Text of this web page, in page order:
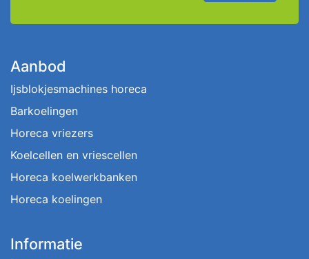
Aanbod
Ijsblokjesmachines horeca
Barkoelingen
Horeca vriezers
Koelcellen en vriescellen
Horeca koelwerkbanken
Horeca koelingen
Informatie